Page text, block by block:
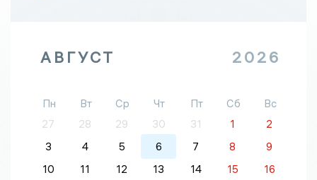
АВГУСТ 2026
Пн Вт Ср Чт Пт Сб
Вс
27
28 29 30 31 1
2
3
4 5 6 7 8
9
10
11 12 13 14 15
16